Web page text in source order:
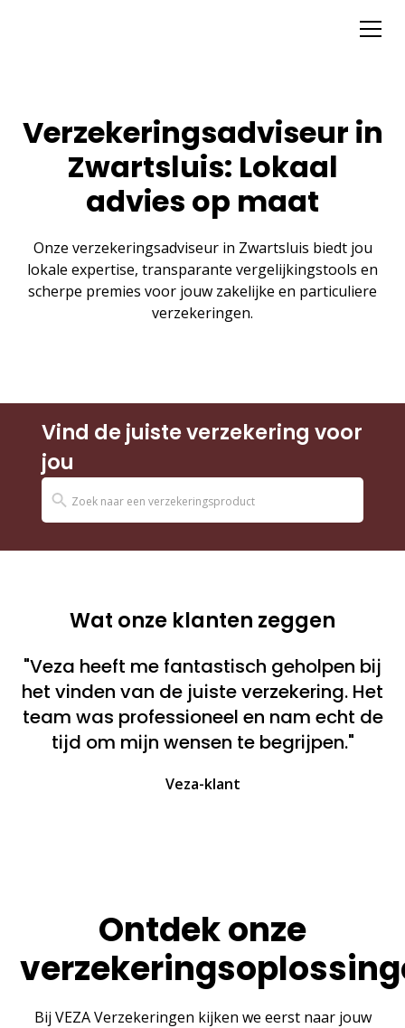
Verzekeringsadviseur in
Zwartsluis: Lokaal
advies op maat
Onze verzekeringsadviseur in Zwartsluis biedt jou
lokale expertise, transparante vergelijkingstools en
scherpe premies voor jouw zakelijke en particuliere
verzekeringen.
Vind de juiste verzekering voor
jou
Wat onze klanten zeggen
"Veza heeft me fantastisch geholpen bij
het vinden van de juiste verzekering. Het
team was professioneel en nam echt de
tijd om mijn wensen te begrijpen."
Veza-klant
Ontdek onze
Bij VEZA Verzekeringen kijken we eerst naar jouw